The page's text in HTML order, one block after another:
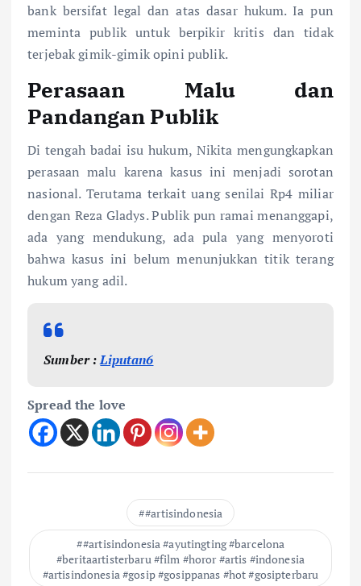
bank bersifat legal dan atas dasar hukum. Ia pun
meminta publik untuk berpikir kritis dan tidak
terjebak gimik-gimik opini publik.
Perasaan Malu dan
Pandangan Publik
Di tengah badai isu hukum, Nikita mengungkapkan
perasaan malu karena kasus ini menjadi sorotan
nasional. Terutama terkait uang senilai Rp4 miliar
dengan Reza Gladys. Publik pun ramai menanggapi,
ada yang mendukung, ada pula yang menyoroti
bahwa kasus ini belum menunjukkan titik terang
hukum yang adil.
Sumber :Liputan6
Spread the love
#artisindonesia
#artisindonesia #ayutingting #barcelona
#beritaartisterbaru #film #horor #artis #indonesia
#artisindonesia #gosip #gosippanas #hot #gosipterbaru